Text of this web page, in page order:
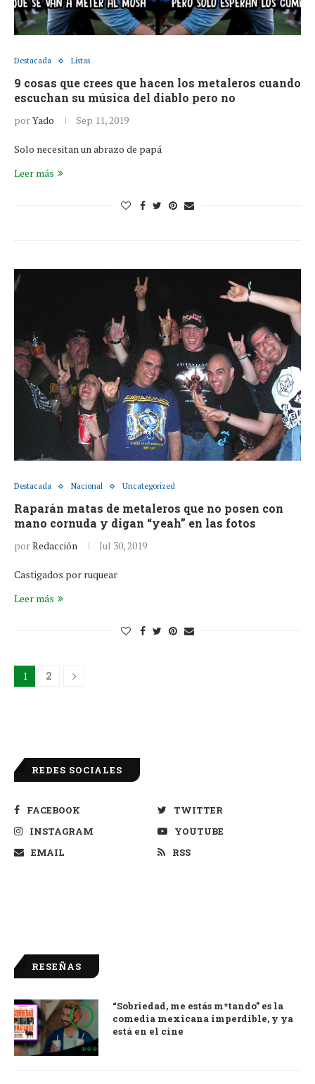
Destacada Listas
9 cosas que crees que hacen los metaleros cuando
escuchan su música del diablo pero no
porYado Sep 11, 2019
Solo necesitan un abrazo de papá
Leer más
Destacada Nacional Uncategorized
Raparán matas de metaleros que no posen con
mano cornuda y digan “yeah” en las fotos
porRedacción Jul 30, 2019
Castigados por ruquear
Leer más
1 2
REDES SOCIALES
FACEBOOK
TWITTER
INSTAGRAM
YOUTUBE
EMAIL
RSS
RESEÑAS
9.0
“Sobriedad, me estás m*tando” es la
comedia mexicana imperdible, y ya
está en el cine